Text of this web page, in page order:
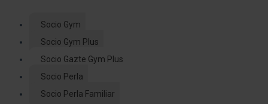
Socio Gym
Socio Gym Plus
Socio Gazte Gym Plus
Socio Perla
Socio Perla Familiar